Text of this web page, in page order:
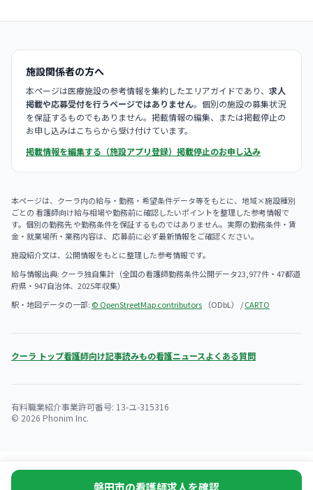
施設関係者の方へ
本ページは医療施設の参考情報を集約したエリアガイドであり、 求人
掲載や応募受付を行うページではありません。個別の施設の募集状況
を保証するものでもありません。掲載情報の編集、または掲載停止の
お申し込みはこちらから受け付けています。
掲載情報を編集する（施設アプリ登録） 掲載停止のお申し込み
本ページは、クーラ内の給与・勤務・希望条件データ等をもとに、地域×施設種別
ごとの 看護師向け給与相場や勤務前に確認したいポイントを整理した参考情報で
す。個別の勤務先 や勤務条件を保証するものではありません。実際の勤務条件・賃
金・就業場所・業務内容は、 応募前に必ず最新情報をご確認ください。
施設紹介文は、公開情報をもとに整理した参考情報です。
給与情報出典: クーラ独自集計（全国の看護師勤務条件公開データ23,977件・47都道
府県・947自治体、2025年収集）
駅・地図データの一部: © OpenStreetMap contributors （ODbL） /CARTO
クーラ トップ看護師向け記事読みもの看護ニュースよくある質問
有料職業紹介事業許可番号: 13-ユ-315316
© 2026 Phonim Inc.
磐田市の看護師求人を確認